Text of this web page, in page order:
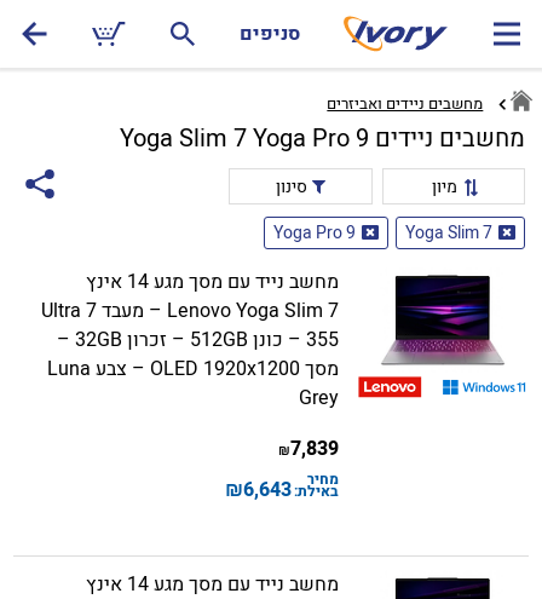
סניפים
מחשבים ניידים ואביזרים
מחשבים ניידים Yoga Slim 7 Yoga Pro 9
מיון
סינון
Yoga Slim 7
Yoga Pro 9
מחשב נייד עם מסך מגע 14 אינץ
Lenovo Yoga Slim 7 – מעבד Ultra 7
355 – כונן 512GB – זכרון 32GB –
מסך OLED 1920x1200 – צבע Luna
Grey
7,839
₪
מחיר
באילת:6,643
₪
מחשב נייד עם מסך מגע 14 אינץ